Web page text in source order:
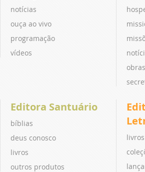
notícias
ouça ao vivo
programação
vídeos
Editora Santuário
bíblias
deus conosco
livros
outros produtos
livros